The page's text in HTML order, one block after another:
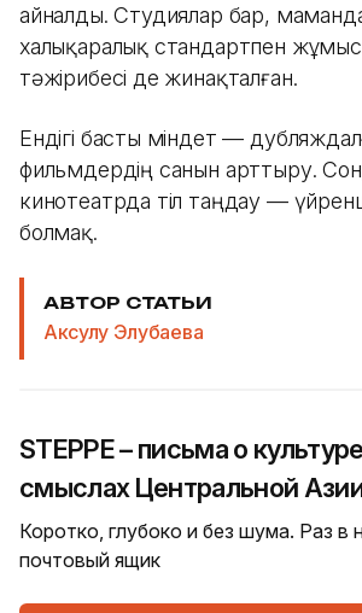
айналды. Студиялар бар,
халықаралық стандартпен жұмыс
тәжірибесі де жинақталған.
Ендігі басты міндет —
фильмдердің санын арттыру.
кинотеатрда тіл таңдау —
болмақ.
АВТОР СТАТЬИ
Аксулу Элубаева
STEPPE – письма о
смыслах Центральной
Коротко, глубоко и без шума. Раз
почтовый ящик